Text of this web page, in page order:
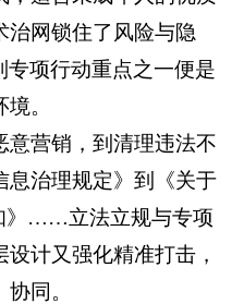
治网锁住了风险与隐
专项行动重点之一便是
。
意营销，到清理违法不
息治理规定》到《关于
》……立法立规与专项
计又强化精准打击，
同。